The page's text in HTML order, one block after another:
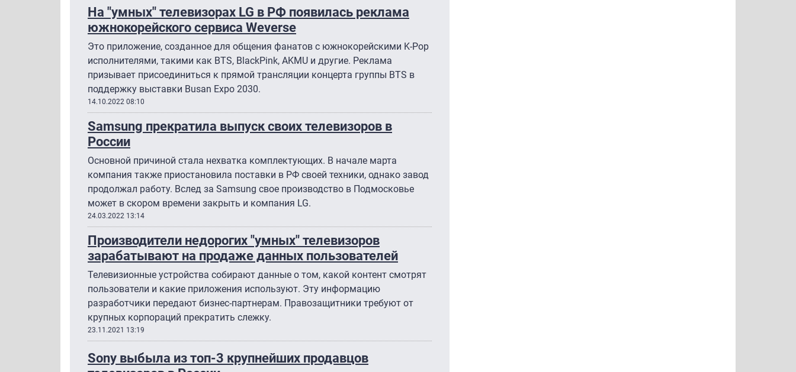
На "умных" телевизорах LG в РФ появилась реклама
южнокорейского сервиса Weverse
Это приложение, созданное для общения фанатов с южнокорейскими K-Pop
исполнителями, такими как BTS, BlackPink, AKMU и другие. Реклама
призывает присоединиться к прямой трансляции концерта группы BTS в
поддержку выставки Busan Expo 2030.
14.10.2022 08:10
Samsung прекратила выпуск своих телевизоров в
России
Основной причиной стала нехватка комплектующих. В начале марта
компания также приостановила поставки в РФ своей техники, однако завод
продолжал работу. Вслед за Samsung свое производство в Подмосковье
может в скором времени закрыть и компания LG.
24.03.2022 13:14
Производители недорогих "умных" телевизоров
зарабатывают на продаже данных пользователей
Телевизионные устройства собирают данные о том, какой контент смотрят
пользователи и какие приложения используют. Эту информацию
разработчики передают бизнес-партнерам. Правозащитники требуют от
крупных корпораций прекратить слежку.
23.11.2021 13:19
Sony выбыла из топ-3 крупнейших продавцов